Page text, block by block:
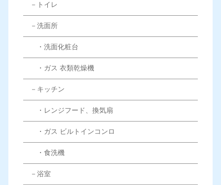
－トイレ
－洗面所
・洗面化粧台
・ガス 衣類乾燥機
－キッチン
・レンジフード、換気扇
・ガス ビルトインコンロ
・食洗機
－浴室